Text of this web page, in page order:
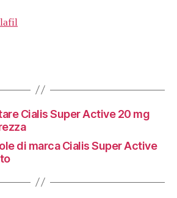
Cialis Super Active 20 mg
di marca Cialis Super Active